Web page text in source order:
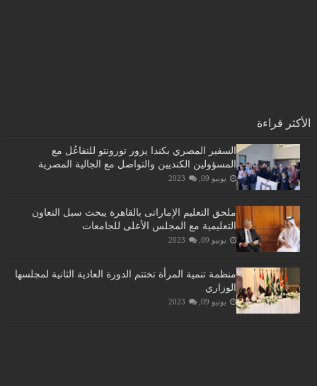
الأكثر قراءة
السفير المصري بكندا يزور تورونتو للتفاعُل مع
المسؤولين الكنديين والتواصل مع الجالية المصرية
يونيو 09, 2023
ملحق التعليم الإماراتى بالقاهرة يبحث سبل التعاون
التعليمية مع المجلس الأعلى للجامعات
يونيو 09, 2023
منظمة تنمية المرأة تختتم الدورة العادية الثانية لمجلسها
الوزاري
يونيو 09, 2023